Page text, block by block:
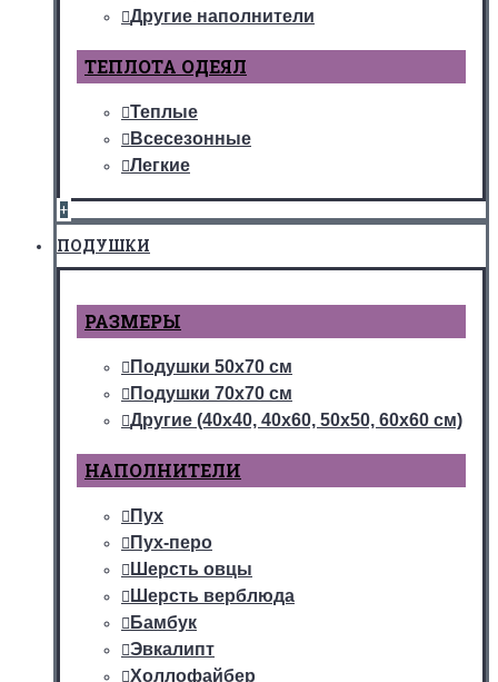
Другие наполнители
ТЕПЛОТА ОДЕЯЛ
Теплые
Всесезонные
Легкие
+
ПОДУШКИ
РАЗМЕРЫ
Подушки 50х70 см
Подушки 70х70 см
Другие (40х40, 40х60, 50х50, 60х60 см)
НАПОЛНИТЕЛИ
Пух
Пух-перо
Шерсть овцы
Шерсть верблюда
Бамбук
Эвкалипт
Холлофайбер